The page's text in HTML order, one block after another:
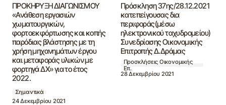
ΠΡΟΚΗΡΥΞΗ ΔΙΑΓΩΝΙΣΜΟΥ
«Ανάθεση εργασιών
χωματουργικών,
φορτοεκφόρτωσης και κοπής
παρόδιας βλάστησης με τη
χρήση μηχανημάτων έργου
και μεταφοράς υλικών με
φορτηγά ΔΧ» για το έτος
2022.
Σημαντικά
24 Δεκεμβρίου 2021
Πρόσκληση 37ης/28.12.2021
κατεπείγουσας δια
περιφοράς(μέσω
ηλεκτρονικού ταχυδρομείου)
Συνεδρίασης Οικονομικής
Επιτροπής Δ.Δράμας
Προσκλήσεις Οικονομικής
Επ.
28 Δεκεμβρίου 2021